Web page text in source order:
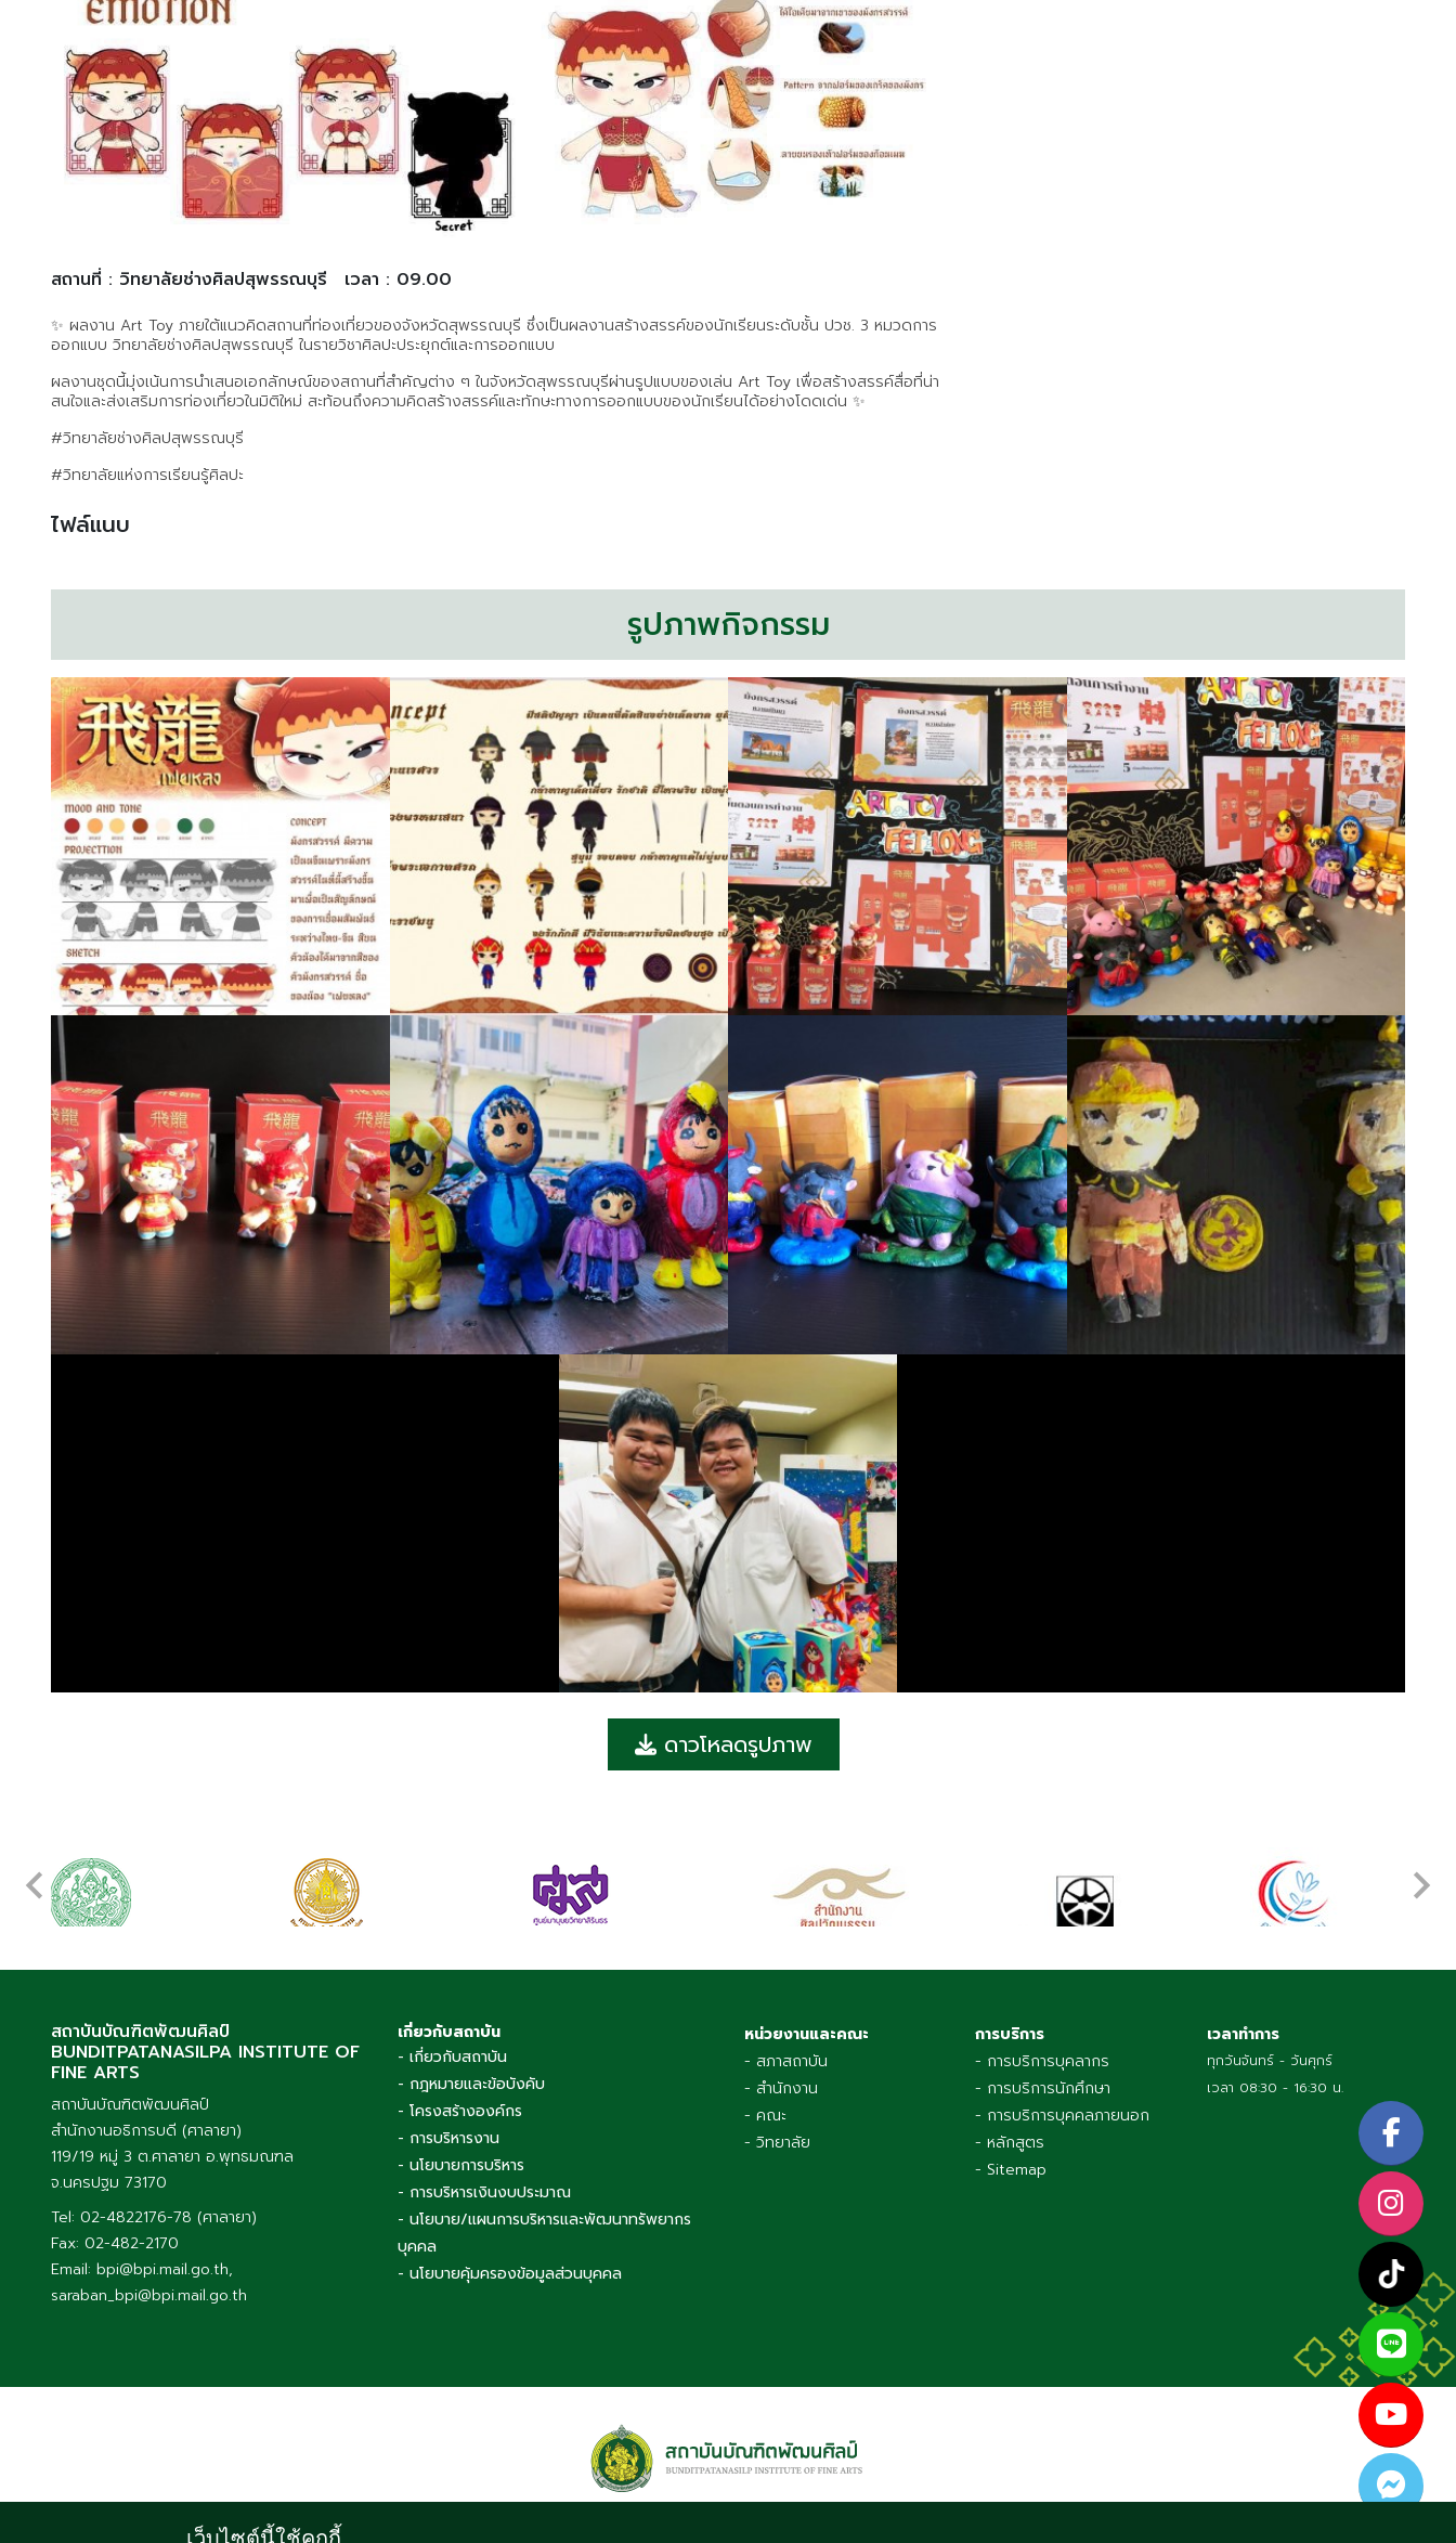
สถานที่ : วิทยาลัยช่างศิลปสุพรรณบุรี เวลา : 09.00
✨️ ผลงาน Art Toy ภายใต้แนวคิดสถานที่ท่องเที่ยวของจังหวัดสุพรรณบุรี ซึ่งเป็นผลงานสร้างสรรค์ของนักเรียนระดับชั้น ปวช. 3 หมวดการ
ออกแบบ วิทยาลัยช่างศิลปสุพรรณบุรี ในรายวิชาศิลปะประยุกต์และการออกแบบ
ผลงานชุดนี้มุ่งเน้นการนำเสนอเอกลักษณ์ของสถานที่สำคัญต่าง ๆ ในจังหวัดสุพรรณบุรีผ่านรูปแบบของเล่น Art Toy เพื่อสร้างสรรค์สื่อที่น่า
สนใจและส่งเสริมการท่องเที่ยวในมิติใหม่ สะท้อนถึงความคิดสร้างสรรค์และทักษะทางการออกแบบของนักเรียนได้อย่างโดดเด่น ✨️
#วิทยาลัยช่างศิลปสุพรรณบุรี
#วิทยาลัยแห่งการเรียนรู้ศิลปะ
ไฟล์แนบ
รูปภาพกิจกรรม
ดาวโหลดรูปภาพ
สถาบันบัณฑิตพัฒนศิลป์
BUNDITPATANASILPA INSTITUTE OF
FINE ARTS
สถาบันบัณฑิตพัฒนศิลป์
สำนักงานอธิการบดี (ศาลายา)
119/19 หมู่ 3 ต.ศาลายา อ.พุทธมณฑล
จ.นครปฐม 73170
Tel: 02-4822176-78 (ศาลายา)
Fax: 02-482-2170
Email: bpi@bpi.mail.go.th,
saraban_bpi@bpi.mail.go.th
เกี่ยวกับสถาบัน
- เกี่ยวกับสถาบัน
- กฎหมายและข้อบังคับ
- โครงสร้างองค์กร
- การบริหารงาน
- นโยบายการบริหาร
- การบริหารเงินงบประมาณ
- นโยบาย/แผนการบริหารและพัฒนาทรัพยากร
บุคคล
- นโยบายคุ้มครองข้อมูลส่วนบุคคล
หน่วยงานและคณะ
- สภาสถาบัน
- สำนักงาน
- คณะ
- วิทยาลัย
การบริการ
- การบริการบุคลากร
- การบริการนักศึกษา
- การบริการบุคคลภายนอก
- หลักสูตร
- Sitemap
เวลาทำการ
ทุกวันจันทร์ - วันศุกร์
เวลา 08:30 - 16:30 น.